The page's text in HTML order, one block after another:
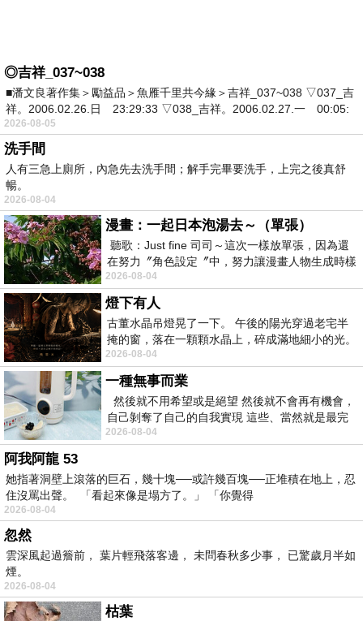
◎吉祥_037~038
■潘文良著作集＞勵益品＞魚雁千里共今緣＞吉祥_037~038 ▽037_吉
祥。2006.02.26.日 23:29:33 ▽038_吉祥。2006.02.27.一 00:05:
2026-08-05
洗手間
人有三急上廁所，內急先去洗手間；解手完畢要洗手，上完之後真舒
暢。
2026-08-04
漫畫：一起日本泡湯去～（單張）
聽歌：Just fine 司司～這次一樣放單張，因為還
在努力〞角色設定〞中，努力讓漫畫人物生成時樣
貌能每次都穩定，開始求質不求量
2026-08-04
燈下有人
古董水晶吊燈晃了一下。 午後的陽光穿過老宅半
掩的窗，落在一顆顆水晶上，碎成滿地細小的光。
小晚站在扶梯最高一階。 她低頭
2026-08-04
一種無事而業
然後就不用希望或是絕望 然後就不會再有機會，
自己剝奪了自己的自我實現 這些、當然就是最完
美的世界 這些、卻也是不
2026-08-04
阿我阿龍 53
她指著洞壁上滾落的巨石，幾十塊──或許幾百塊──正堆積在地上，忍
住沒罵出聲。 「看起來像是塌方了。」 「你覺得
2026-08-04
忽然
雲深風起過簷前， 葉片輕飛落客邊， 未問春秋多少事， 已驚歲月半如
煙。
2026-08-04
枯葉